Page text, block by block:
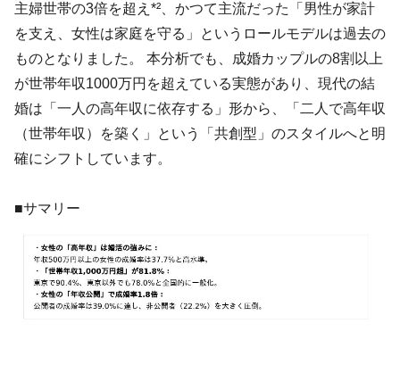
主婦世帯の3倍を超え*²、かつて主流だった「男性が家計
を支え、女性は家庭を守る」というロールモデルは過去の
ものとなりました。 本分析でも、成婚カップルの8割以上
が世帯年収1000万円を超えている実態があり、現代の結
婚は「一人の高年収に依存する」形から、「二人で高年収
（世帯年収）を築く」という「共創型」のスタイルへと明
確にシフトしています。
■サマリー